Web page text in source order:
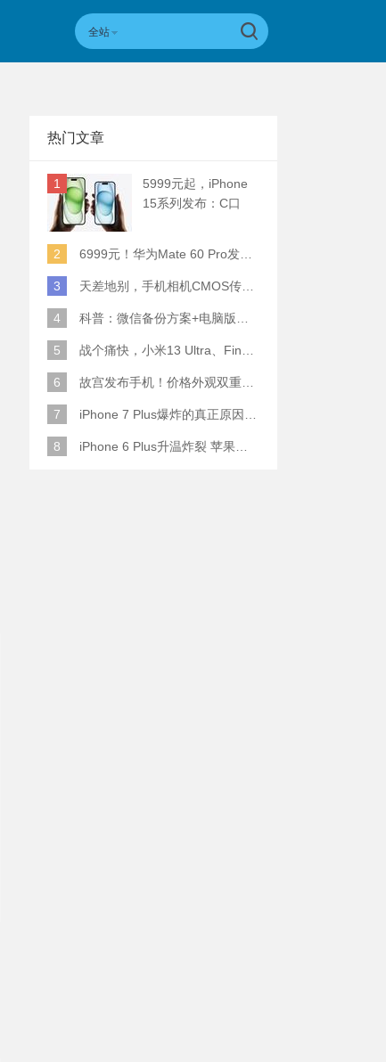
全站
热门文章
1
5999元起，iPhone
15系列发布：C口
2
6999元！华为Mate 60 Pro发布：麒麟9000S+卫星通话 (附初步跑分)
3 天差地别，手机相机CMOS传感器实际面积对比
4 科普：微信备份方案+电脑版丢失数据恢复指南
5 战个痛快，小米13 Ultra、Find X6 Pro、vivo X90 Pro+、小米12SU拍照横评
6 故宫发布手机！价格外观双重逆天！
7 iPhone 7 Plus爆炸的真正原因原来是这样
8 iPhone 6 Plus升温炸裂 苹果赔了一部全新的